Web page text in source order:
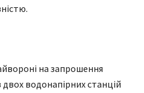
на запрошення
водонапірних станцій